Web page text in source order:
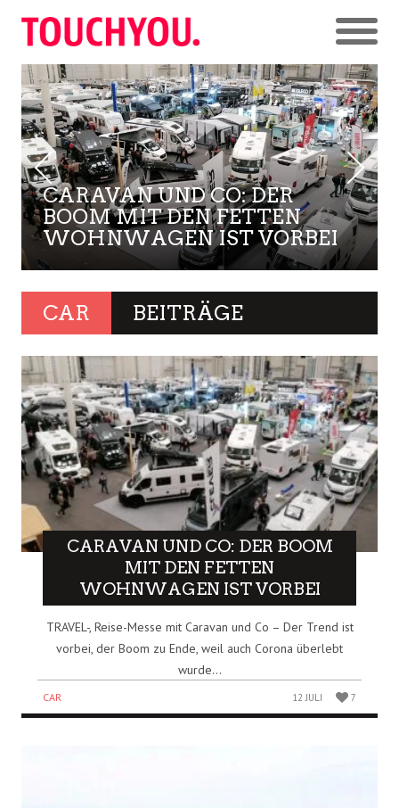
CARAVAN UND CO: DER
BOOM MIT DEN FETTEN
WOHNWAGEN IST VORBEI
CAR BEITRÄGE
CARAVAN UND CO: DER BOOM
MIT DEN FETTEN
WOHNWAGEN IST VORBEI
TRAVEL-, Reise-Messe mit Caravan und Co – Der Trend ist
vorbei, der Boom zu Ende, weil auch Corona überlebt
wurde...
CAR 12 JULI 7